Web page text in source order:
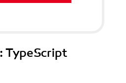
: TypeScript